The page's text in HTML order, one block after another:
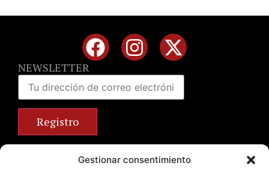
Gestionar consentimiento
NEWSLETTER
+34 963 672 314